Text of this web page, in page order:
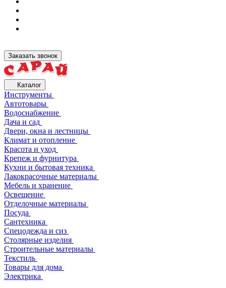
Заказать звонок
Каталог
Инструменты
Автотовары
Водоснабжение
Дача и сад
Двери, окна и лестницы
Климат и отопление
Красота и уход
Крепеж и фурнитура
Кухни и бытовая техника
Лакокрасочные материалы
Мебель и хранение
Освещение
Отделочные материалы
Посуда
Сантехника
Спецодежда и сиз
Столярные изделия
Строительные материалы
Текстиль
Товары для дома
Электрика